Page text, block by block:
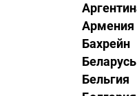
Армения
Бахрейн
Беларусь
Бельгия